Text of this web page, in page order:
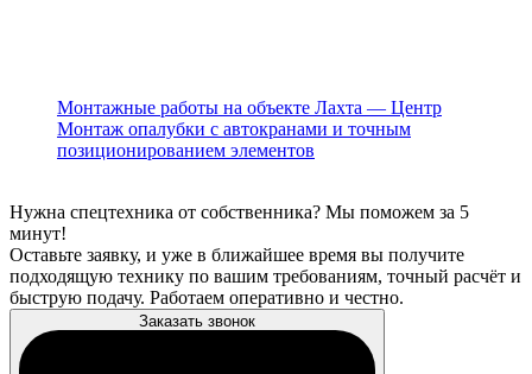
Монтажные работы на объекте Лахта — Центр
Монтаж опалубки с автокранами и точным
позиционированием элементов
Нужна спецтехника от собственника? Мы поможем за 5
минут!
Оставьте заявку, и уже в ближайшее время вы получите
подходящую технику по вашим требованиям, точный расчёт и
быструю подачу. Работаем оперативно и честно.
Заказать звонок